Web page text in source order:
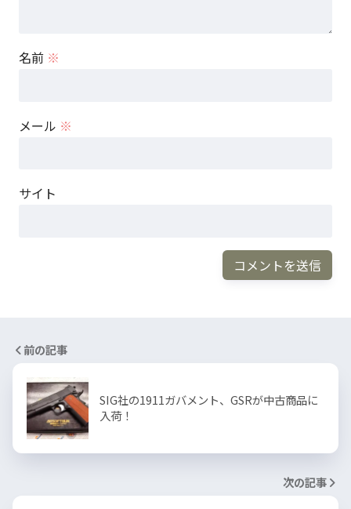
名前 ※
メール ※
サイト
前の記事
SIG社の1911ガバメント、GSRが中古商品に
入荷！
次の記事